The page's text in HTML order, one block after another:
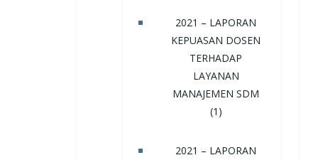
2021 – LAPORAN
KEPUASAN DOSEN
TERHADAP
LAYANAN
MANAJEMEN SDM
(1)
2021 – LAPORAN